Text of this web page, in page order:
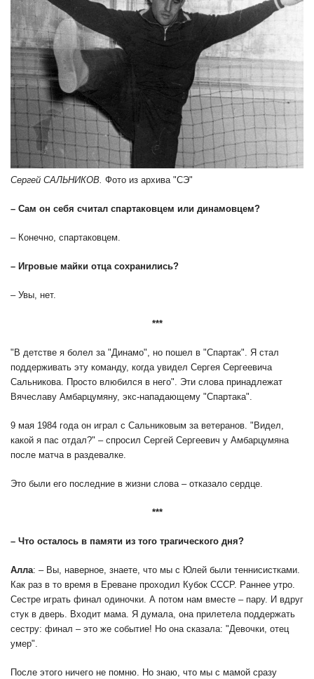
Сергей САЛЬНИКОВ. Фото из архива "СЭ"
– Сам он себя считал спартаковцем или динамовцем?
– Конечно, спартаковцем.
– Игровые майки отца сохранились?
– Увы, нет.
***
"В детстве я болел за "Динамо", но пошел в "Спартак". Я стал
поддерживать эту команду, когда увидел Сергея Сергеевича
Сальникова. Просто влюбился в него". Эти слова принадлежат
Вячеславу Амбарцумяну, экс-нападающему "Спартака".
9 мая 1984 года он играл с Сальниковым за ветеранов. "Видел,
какой я пас отдал?" – спросил Сергей Сергеевич у Амбарцумяна
после матча в раздевалке.
Это были его последние в жизни слова – отказало сердце.
***
– Что осталось в памяти из того трагического дня?
Алла: – Вы, наверное, знаете, что мы с Юлей были теннисистками.
Как раз в то время в Ереване проходил Кубок СССР. Раннее утро.
Сестре играть финал одиночки. А потом нам вместе – пару. И вдруг
стук в дверь. Входит мама. Я думала, она прилетела поддержать
сестру: финал – это же событие! Но она сказала: "Девочки, отец
умер".
После этого ничего не помню. Но знаю, что мы с мамой сразу